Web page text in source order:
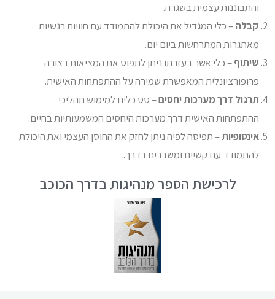
והתבוננות עצמית בשגרה.
קבלה– כלי המגדיל את היכולת להתמודד עם חוויות רגשיות
מאתגרות המתרחשות ביום יום.
שיתוף– כלי אשר בעזרתו ניתן לתפוס את המציאות בצורה
פרופורציונלית המאפשרת שמירה על ההתפתחות האישית.
תרגול דרך מערכות יחסים– סט כלים למימוש תהליכי
ההתפתחות האישית דרך מערכות היחסים המשמעותיות בחיים.
אינסופיות– תפיסה לפיה ניתן לחזק את החוסן העצמי ואת היכולת
להתמודד עם קשיים ומשברים בדרך.
לרכישת הספר מנהיגות בדרך הכוכב